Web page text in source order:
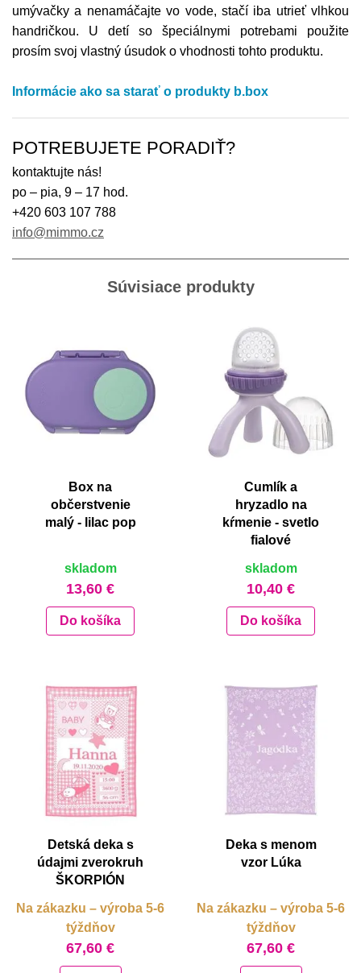
umývačky a nenamáčajte vo vode, stačí iba utrieť vlhkou
handričkou. U detí so špeciálnymi potrebami použite
prosím svoj vlastný úsudok o vhodnosti tohto produktu.
Informácie ako sa starať o produkty b.box
POTREBUJETE PORADIŤ?
kontaktujte nás!
po – pia, 9 – 17 hod.
+420 603 107 788
info@mimmo.cz
Súvisiace produkty
Box na
občerstvenie
malý - lilac pop
skladom
13,60 €
Do košíka
Cumlík a
hryzadlo na
kŕmenie - svetlo
fialové
skladom
10,40 €
Do košíka
Detská deka s
údajmi zverokruh
ŠKORPIÓN
Na zákazku – výroba 5-6
týždňov
67,60 €
Deka s menom
vzor Lúka
Na zákazku – výroba 5-6
týždňov
67,60 €